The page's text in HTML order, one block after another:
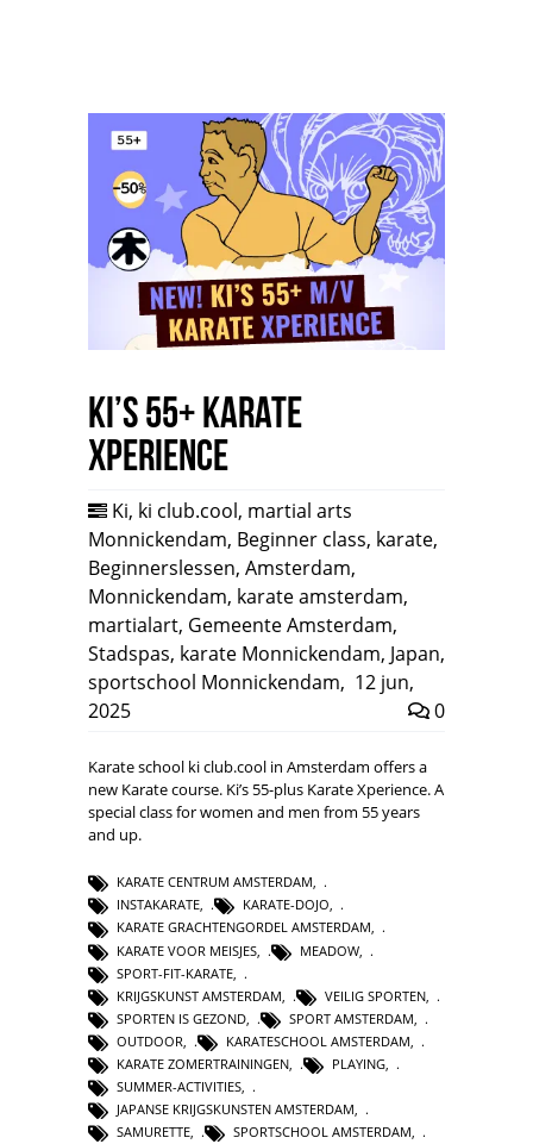
Ki’s 55+ Karate
Xperience
Ki, ki club.cool, martial arts
Monnickendam, Beginner class, karate,
Beginnerslessen, Amsterdam,
Monnickendam, karate amsterdam,
martialart, Gemeente Amsterdam,
Stadspas, karate Monnickendam, Japan,
sportschool Monnickendam, 12 jun,
2025
0
Karate school ki club.cool in Amsterdam offers a
new Karate course. Ki’s 55-plus Karate Xperience. A
special class for women and men from 55 years
and up.
KARATE CENTRUM AMSTERDAM,
INSTAKARATE, KARATE-DOJO,
KARATE GRACHTENGORDEL AMSTERDAM,
KARATE VOOR MEISJES
MEADOW
SPORT-FIT-KARATE
KRIJGSKUNST AMSTERDAM
VEILIG SPORTEN
SPORTEN IS GEZOND
SPORT AMSTERDAM
OUTDOOR
KARATESCHOOL AMSTERDAM
KARATE ZOMERTRAININGEN
PLAYING
SUMMER-ACTIVITIES
JAPANSE KRIJGSKUNSTEN AMSTERDAM
SAMURETTE, SPORTSCHOOL AMSTERDAM,